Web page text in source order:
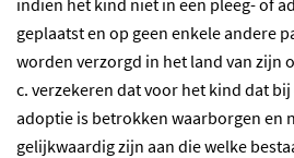
indien het kind niet in een pleeg- of
geplaatst en op geen enkele andere
worden verzorgd in het land van zijn
c. verzekeren dat voor het kind dat
adoptie is betrokken waarborgen en
gelijkwaardig zijn aan die welke